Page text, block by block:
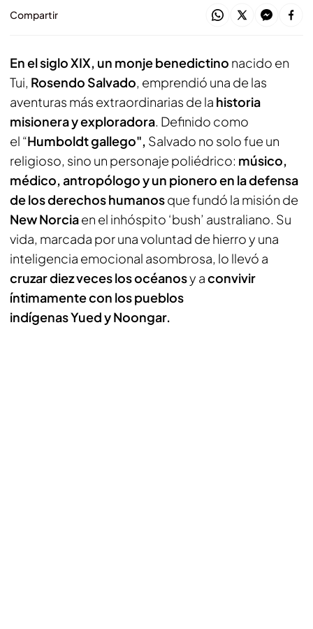
Compartir
En el siglo XIX, un monje benedictino nacido en
Tui, Rosendo Salvado, emprendió una de las
aventuras más extraordinarias de la historia
misionera y exploradora. Definido como
el “Humboldt gallego", Salvado no solo fue un
religioso, sino un personaje poliédrico: músico,
médico, antropólogo y un pionero en la defensa
de los derechos humanosque fundó la misión de
New Norciaen el inhóspito ‘bush’ australiano. Su
vida, marcada por una voluntad de hierro y una
inteligencia emocional asombrosa, lo llevó a
cruzar diez veces los océanosy aconvivir
íntimamente con los pueblos
indígenas Yued y Noongar.